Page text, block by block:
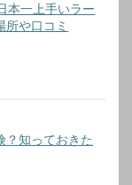
本一上手いラー
所や口コミ
？知っておきた